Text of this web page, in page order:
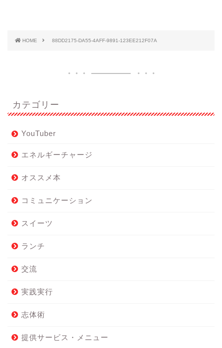
HOME 88DD2175-DA55-4AFF-9891-123EE212F07A
カテゴリー
YouTuber
エネルギーチャージ
オススメ本
コミュニケーション
スイーツ
ランチ
交流
実践実行
志体術
提供サービス・メニュー